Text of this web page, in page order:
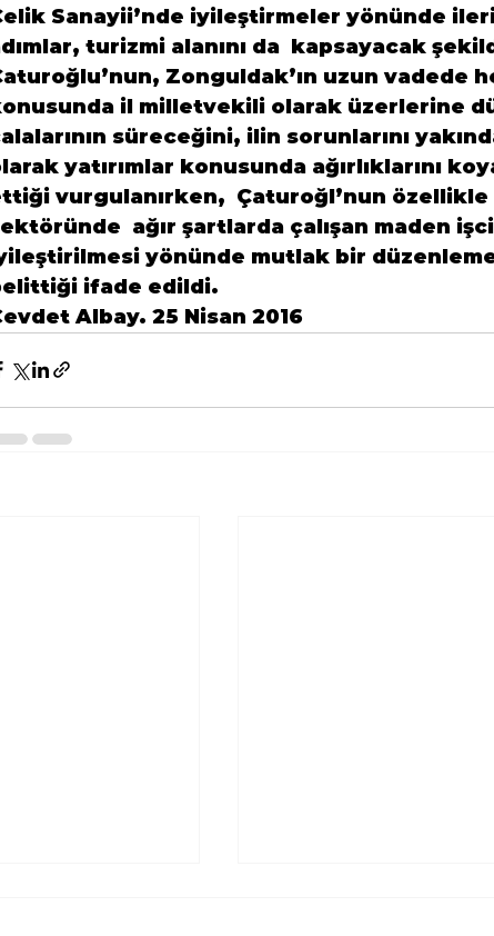
Sanayii’nde iyileştirmeler yönünde
turizmi alanını da  kapsayacak
Zonguldak’ın uzun vadede
il milletvekili olarak üzerlerine
süreceğini, ilin sorunlarını
yatırımlar konusunda ağırlıklarını
vurgulanırken,  Çaturoğl’nun özellikle
ağır şartlarda çalışan maden
yönünde mutlak bir
ifade edildi.
Albay. 25 Nisan 2016